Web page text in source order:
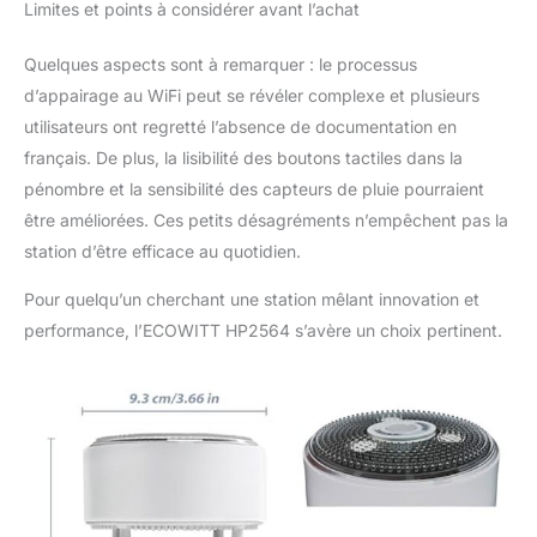
fonctionner avec
les situations. Écran de
7 pouces avec touches
tactiles 800 x 480.
d'étanchéité IPX5 et
est fabriqué avec des
matériaux isolants
thermiques. Doté d'un
et de batteries de
de transmission
présence d'obstacles
et jusqu'à 300 m (1000
pieds) de distance
dans les espaces
ouverts. Les pointes
Limites et points à considérer avant l’achat
Quelques aspects sont à remarquer : le processus
d’appairage au WiFi peut se révéler complexe et plusieurs
utilisateurs ont regretté l’absence de documentation en
français. De plus, la lisibilité des boutons tactiles dans la
pénombre et la sensibilité des capteurs de pluie pourraient
être améliorées. Ces petits désagréments n’empêchent pas la
station d’être efficace au quotidien.
Pour quelqu’un cherchant une station mêlant innovation et
performance, l’ECOWITT HP2564 s’avère un choix pertinent.